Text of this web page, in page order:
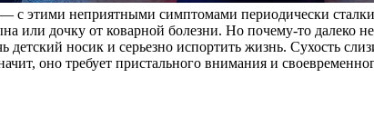
— с этими неприятными симптомами периодически
или дочку от коварной болезни. Но почему-то
носик и серьезно испортить жизнь. Сухость
оно требует пристального внимания и